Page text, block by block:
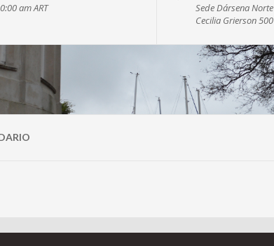
amART
Sede Dársena Norte
Cecilia Grierson 500